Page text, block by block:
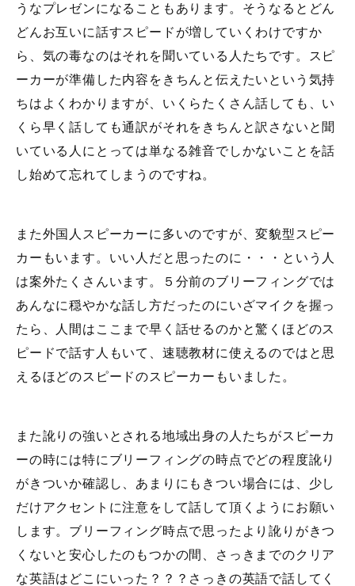
うなプレゼンになることもあります。そうなるとどん
どんお互いに話すスピードが増していくわけですか
ら、気の毒なのはそれを聞いている人たちです。スピ
ーカーが準備した内容をきちんと伝えたいという気持
ちはよくわかりますが、いくらたくさん話しても、い
くら早く話しても通訳がそれをきちんと訳さないと聞
いている人にとっては単なる雑音でしかないことを話
し始めて忘れてしまうのですね。
また外国人スピーカーに多いのですが、変貌型スピー
カーもいます。いい人だと思ったのに・・・という人
は案外たくさんいます。５分前のブリーフィングでは
あんなに穏やかな話し方だったのにいざマイクを握っ
たら、人間はここまで早く話せるのかと驚くほどのス
ピードで話す人もいて、速聴教材に使えるのではと思
えるほどのスピードのスピーカーもいました。
また訛りの強いとされる地域出身の人たちがスピーカ
ーの時には特にブリーフィングの時点でどの程度訛り
がきついか確認し、あまりにもきつい場合には、少し
だけアクセントに注意をして話して頂くようにお願い
します。ブリーフィング時点で思ったより訛りがきつ
くないと安心したのもつかの間、さっきまでのクリア
な英語はどこにいった？？？さっきの英語で話してく